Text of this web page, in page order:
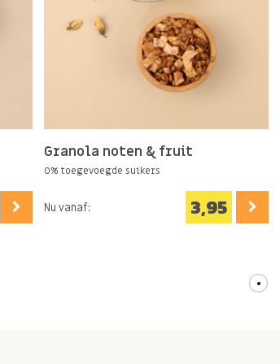
Granola noten & fruit
0% toegevoegde suikers
Nu vanaf: 3,95